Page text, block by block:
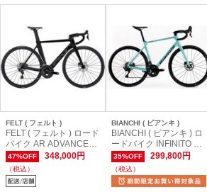
FELT ( フェルト )
FELT ( フェルト ) ロード
バイク AR ADVANCED
105 R7100 ( AR アドバ
ンスド 105 R7100 ) ブ
ラックチャコール 540 (
適正身長175cm前後 )
47%OFF 348,000円
（税込）
BIANCHI ( ビアンキ )
BIANCHI ( ビアンキ ) ロ
ードバイク INFINITO 10
5 12S ( インフィニット
105 12S ) チェレステ/ブ
ラックフルグロッシー 5
3 ( 身長目安170cm前後 )
35%OFF 299,800円
（税込）